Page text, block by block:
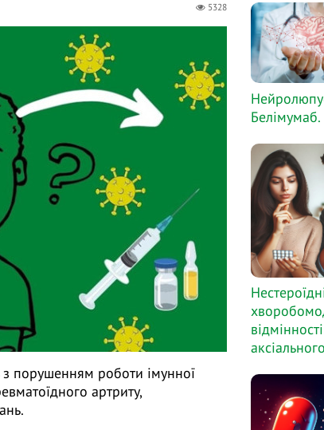
5328
порушенням роботи імунної
артриту,
Белімумаб.